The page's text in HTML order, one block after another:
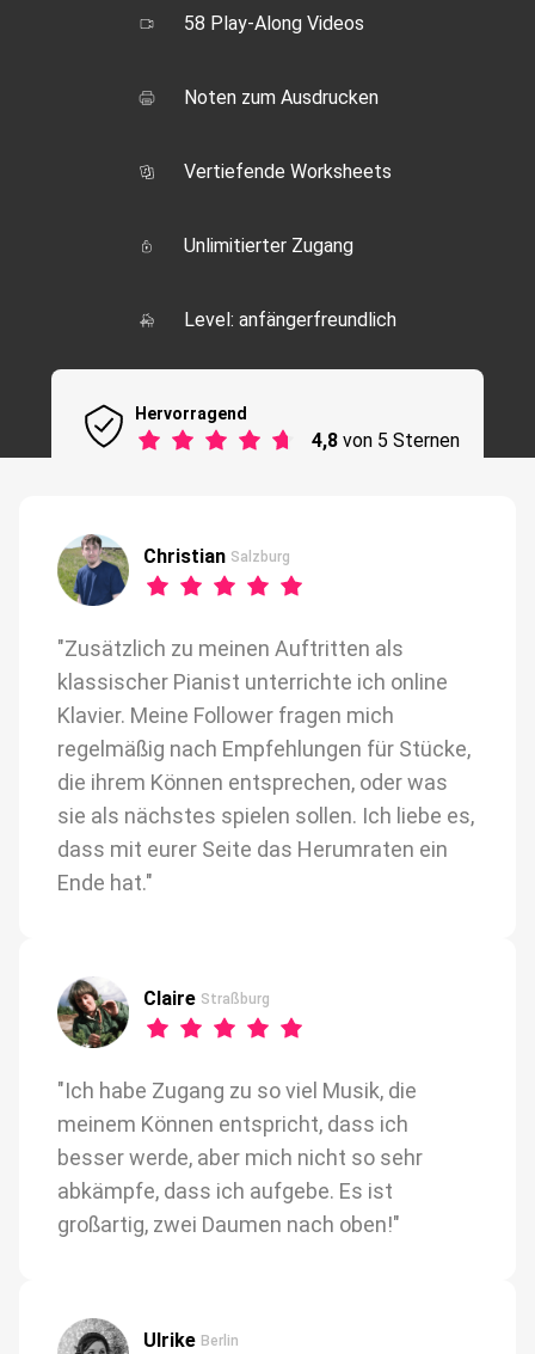
58 Play-Along Videos
Noten zum Ausdrucken
Vertiefende Worksheets
Unlimitierter Zugang
Level: anfängerfreundlich
Hervorragend
4,8 von 5 Sternen
Christian Salzburg
"Zusätzlich zu meinen Auftritten als
klassischer Pianist unterrichte ich online
Klavier. Meine Follower fragen mich
regelmäßig nach Empfehlungen für Stücke,
die ihrem Können entsprechen, oder was
sie als nächstes spielen sollen. Ich liebe es,
dass mit eurer Seite das Herumraten ein
Ende hat."
Claire Straßburg
"Ich habe Zugang zu so viel Musik, die
meinem Können entspricht, dass ich
besser werde, aber mich nicht so sehr
abkämpfe, dass ich aufgebe. Es ist
großartig, zwei Daumen nach oben!"
Ulrike Berlin